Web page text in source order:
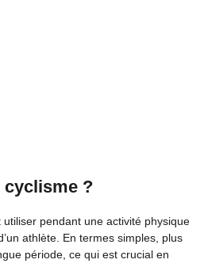
cyclisme ?
utiliser pendant une activité physique
athlète. En termes simples, plus
période, ce qui est crucial en